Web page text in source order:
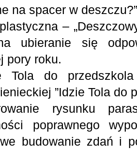
na spacer w
–
ubieranie się
pory roku.
Tola do przedszkola
”Idzie Tola do
rysunku
poprawnego
budowanie zdań i